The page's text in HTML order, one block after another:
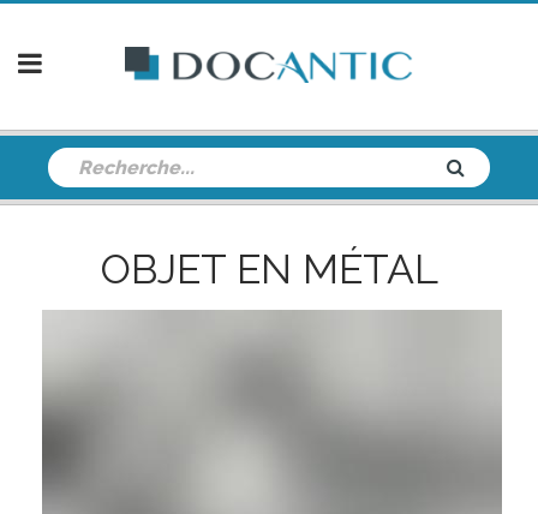
OBJET EN MÉTAL